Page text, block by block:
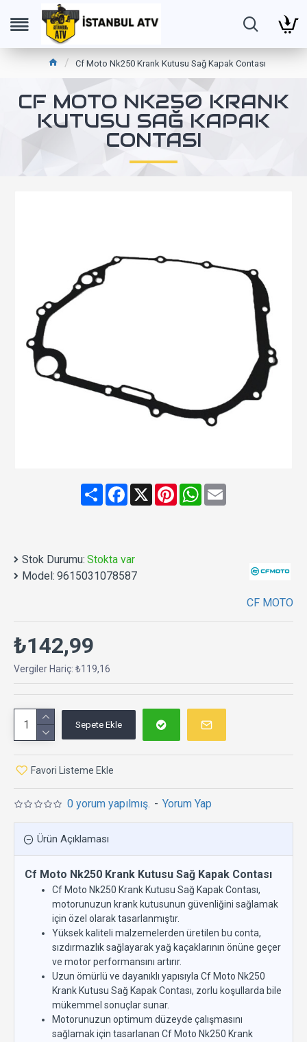
Cf Moto Nk250 Krank Kutusu Sağ Kapak Contası
CF MOTO NK250 KRANK
KUTUSU SAĞ KAPAK
CONTASI
ShareFacebook
X PinterestWhatsApp
Email
Stok Durumu: Stokta var
Model: 9615031078587
CF MOTO
0 yorum yapılmış. - Yorum Yap
₺142,99
Vergiler Hariç: ₺119,16
Sepete Ekle
Favori Listeme Ekle
Ürün Açıklaması
Cf Moto Nk250 Krank Kutusu Sağ Kapak Contası
Cf Moto Nk250 Krank Kutusu Sağ Kapak Contası,
motorunuzun krank kutusunun güvenliğini sağlamak
için özel olarak tasarlanmıştır.
Yüksek kaliteli malzemelerden üretilen bu conta,
sızdırmazlık sağlayarak yağ kaçaklarının önüne geçer
ve motor performansını artırır.
Uzun ömürlü ve dayanıklı yapısıyla Cf Moto Nk250
Krank Kutusu Sağ Kapak Contası, zorlu koşullarda bile
mükemmel sonuçlar sunar.
Motorunuzun optimum düzeyde çalışmasını
sağlamak için tasarlanan Cf Moto Nk250 Krank